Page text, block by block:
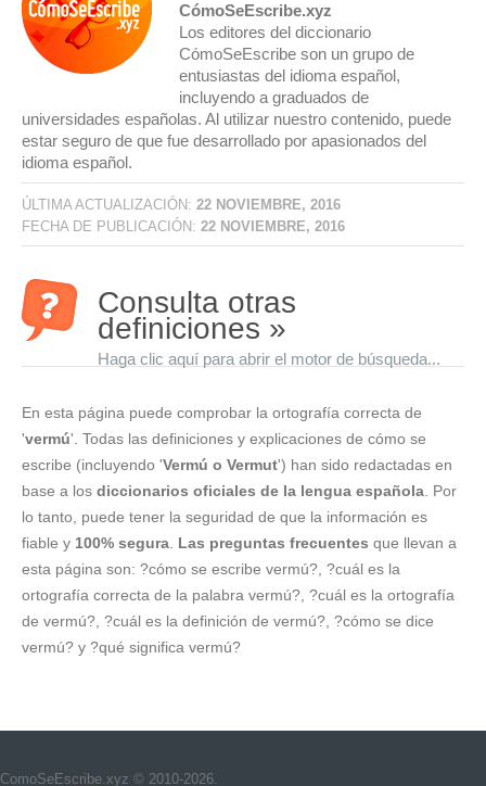
CómoSeEscribe.xyz
Los editores del diccionario
CómoSeEscribe son un grupo de
entusiastas del idioma español,
incluyendo a graduados de
universidades españolas. Al utilizar nuestro contenido, puede
estar seguro de que fue desarrollado por apasionados del
idioma español.
ÚLTIMA ACTUALIZACIÓN: 22 NOVIEMBRE, 2016
FECHA DE PUBLICACIÓN: 22 NOVIEMBRE, 2016
Consulta otras
definiciones »
Haga clic aquí para abrir el motor de búsqueda...
En esta página puede comprobar la ortografía correcta de
'vermú'. Todas las definiciones y explicaciones de cómo se
escribe (incluyendo 'Vermú o Vermut') han sido redactadas en
base a los diccionarios oficiales de la lengua española . Por
lo tanto, puede tener la seguridad de que la información es
fiable y 100% segura Las preguntas frecuentes que llevan a
esta página son: ?cómo se escribe vermú?, ?cuál es la
ortografía correcta de la palabra vermú?, ?cuál es la ortografía
de vermú?, ?cuál es la definición de vermú?, ?cómo se dice
vermú? y ?qué significa vermú?
ComoSeEscribe.xyz © 2010-2026.